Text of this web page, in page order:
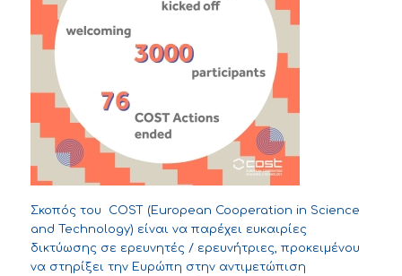
Σκοπός του COST
(European Cooperation in Science
and Technology) είναι να παρέχει ευκαιρίες
δικτύωσης σε ερευνητές / ερευνήτριες, προκειμένου
να στηρίξει την Ευρώπη στην αντιμετώπιση